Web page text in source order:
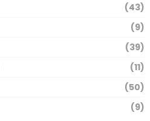
(43)
(9)
(39)
(11)
(50)
(9)